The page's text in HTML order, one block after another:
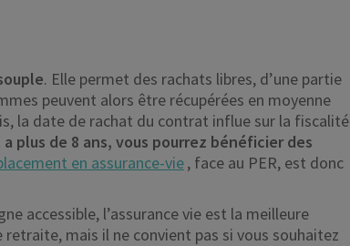
. Elle permet des rachats libres, d’une partie
peuvent alors être récupérées en moyenne
la date de rachat du contrat influe sur la fiscalité
plus de 8 ans, vous pourrez bénéficier des
en assurance-vie, face au PER, est donc
accessible, l’assurance vie est la meilleure
mais il ne convient pas si vous souhaitez